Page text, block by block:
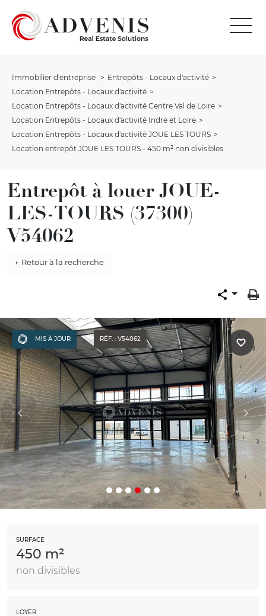
Immobilier d'entreprise
Entrepôts - Locaux d'activité
Location Entrepôts - Locaux d'activité
Location Entrepôts - Locaux d'activité Centre Val de Loire
Location Entrepôts - Locaux d'activité Indre et Loire
Location Entrepôts - Locaux d'activité JOUE LES TOURS
Location entrepôt JOUE LES TOURS - 450 m² non divisibles
Entrepôt à louer JOUE-
LES-TOURS (37300)
V54062
← Retour à la recherche
MIS À JOUR RÉF. : V54062
SURFACE
450 m²
non divisibles
LOYER